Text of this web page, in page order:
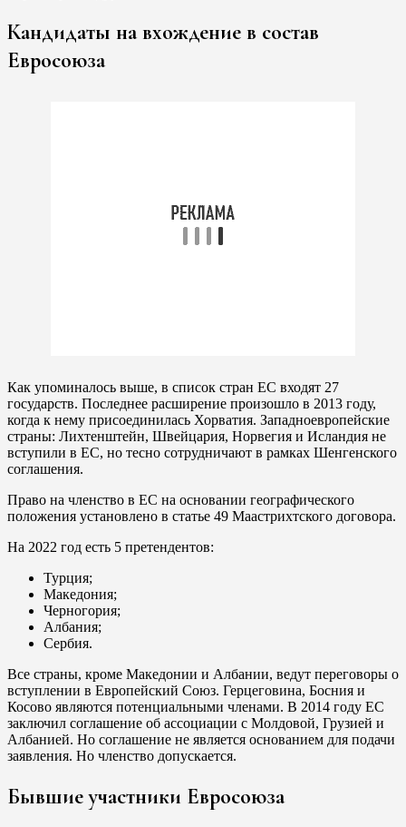
Кандидаты на вхождение в состав
Евросоюза
Как упоминалось выше, в список стран ЕС входят 27
государств. Последнее расширение произошло в 2013 году,
когда к нему присоединилась Хорватия. Западноевропейские
страны: Лихтенштейн, Швейцария, Норвегия и Исландия не
вступили в ЕС, но тесно сотрудничают в рамках Шенгенского
соглашения.
Право на членство в ЕС на основании географического
положения установлено в статье 49 Маастрихтского договора.
На 2022 год есть 5 претендентов:
Турция;
Македония;
Черногория;
Албания;
Сербия.
Все страны, кроме Македонии и Албании, ведут переговоры о
вступлении в Европейский Союз. Герцеговина, Босния и
Косово являются потенциальными членами. В 2014 году ЕС
заключил соглашение об ассоциации с Молдовой, Грузией и
Албанией. Но соглашение не является основанием для подачи
заявления. Но членство допускается.
Бывшие участники Евросоюза